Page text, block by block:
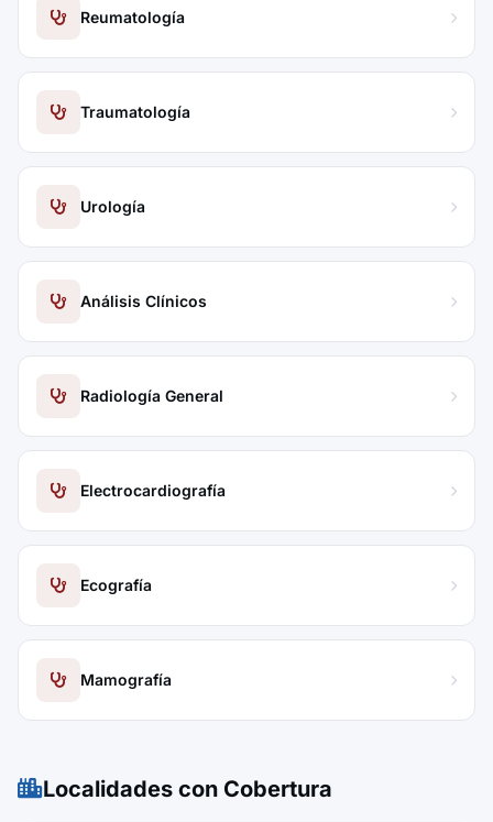
Reumatología
Traumatología
Urología
Análisis Clínicos
Radiología General
Electrocardiografía
Ecografía
Mamografía
Localidades con Cobertura